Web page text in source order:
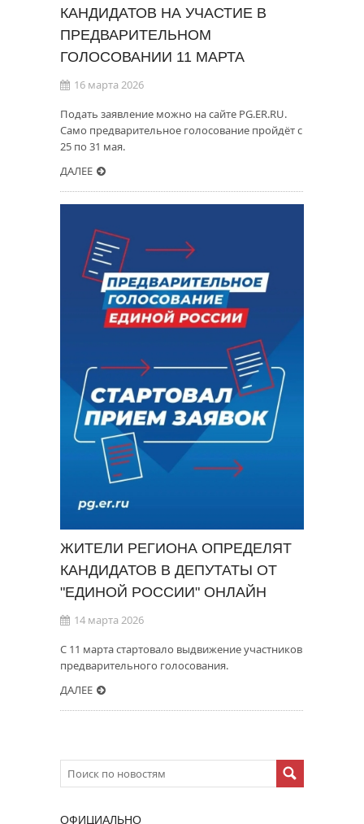
КАНДИДАТОВ НА УЧАСТИЕ В
ПРЕДВАРИТЕЛЬНОМ
ГОЛОСОВАНИИ 11 МАРТА
16 марта 2026
Подать заявление можно на сайте PG.ER.RU.
Само предварительное голосование пройдёт с
25 по 31 мая.
ДАЛЕЕ
ЖИТЕЛИ РЕГИОНА ОПРЕДЕЛЯТ
КАНДИДАТОВ В ДЕПУТАТЫ ОТ
"ЕДИНОЙ РОССИИ" ОНЛАЙН
14 марта 2026
С 11 марта стартовало выдвижение участников
предварительного голосования.
ДАЛЕЕ
ОФИЦИАЛЬНО